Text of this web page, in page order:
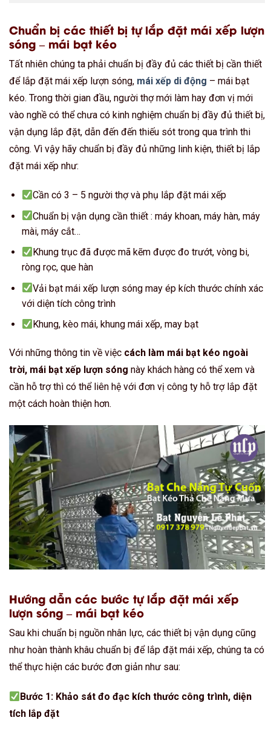
Chuẩn bị các thiết bị tự lắp đặt mái xếp lượn
sóng – mái bạt kéo
Tất nhiên chúng ta phải chuẩn bị đầy đủ các thiết bị cần thiết
để lắp đặt mái xếp lượn sóng, mái xếp di động – mái bạt
kéo. Trong thời gian đầu, người thợ mới làm hay đơn vị mới
vào nghề có thể chưa có kinh nghiệm chuẩn bị đầy đủ thiết bị,
vận dụng lắp đặt, dẫn đến đến thiếu sót trong qua trình thi
công. Vì vậy hãy chuẩn bị đầy đủ những linh kiện, thiết bị lắp
đặt mái xếp như:
Cần có 3 – 5 người thợ và phụ lắp đặt mái xếp
Chuẩn bị vận dụng cần thiết : máy khoan, máy hàn, máy
mài, máy cắt…
Khung trục đã được mã kẽm được đo trướt, vòng bi,
ròng rọc, que hàn
Vải bạt mái xếp lượn sóng may ép kích thước chính xác
với diện tích công trình
Khung, kèo mái, khung mái xếp, may bạt
Với những thông tin về việc cách làm mái bạt kéo ngoài
trời, mái bạt xếp lượn sóng này khách hàng có thể xem và
cần hỗ trợ thì có thể liên hệ với đơn vị công ty hỗ trợ lắp đặt
một cách hoàn thiện hơn.
Hướng dẫn các bước tự lắp đặt mái xếp
lượn sóng – mái bạt kéo
Sau khi chuẩn bị nguồn nhân lực, các thiết bị vận dụng cũng
như hoàn thành khâu chuẩn bị để lắp đặt mái xếp, chúng ta có
thể thực hiện các bước đơn giản như sau:
Bước 1: Khảo sát đo đạc kích thước công trình, diện
tích lắp đặt